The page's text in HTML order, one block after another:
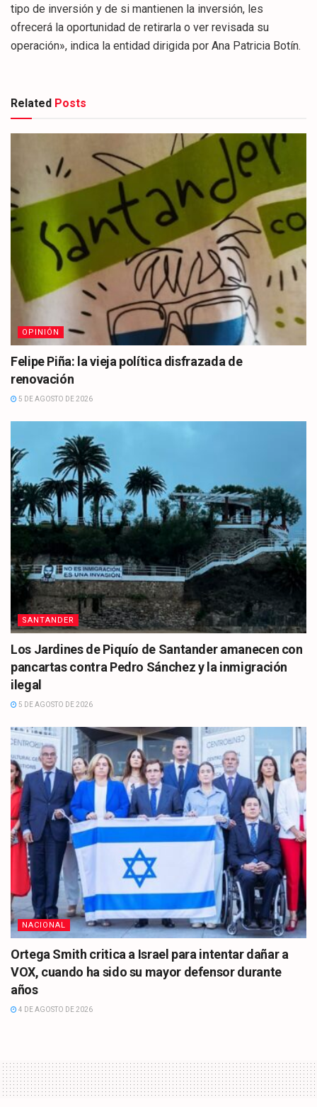
tipo de inversión y de si mantienen la inversión, les
ofrecerá la oportunidad de retirarla o ver revisada su
operación», indica la entidad dirigida por Ana Patricia Botín.
Related Posts
OPINIÓN
Felipe Piña: la vieja política disfrazada de
renovación
5 DE AGOSTO DE 2026
SANTANDER
Los Jardines de Piquío de Santander amanecen con
pancartas contra Pedro Sánchez y la inmigración
ilegal
5 DE AGOSTO DE 2026
NACIONAL
Ortega Smith critica a Israel para intentar dañar a
VOX, cuando ha sido su mayor defensor durante
años
4 DE AGOSTO DE 2026